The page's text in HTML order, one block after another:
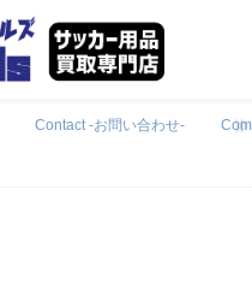
Contact -お問い合わせ-